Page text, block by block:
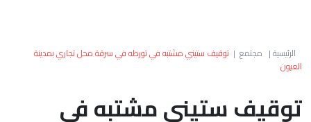
العالم الرئيسية| مجتمع | توقيف ستيني مشتبه في تورطه في سرقة محل تجاري بمدينة
العيون
توقيف ستيني مشتبه في